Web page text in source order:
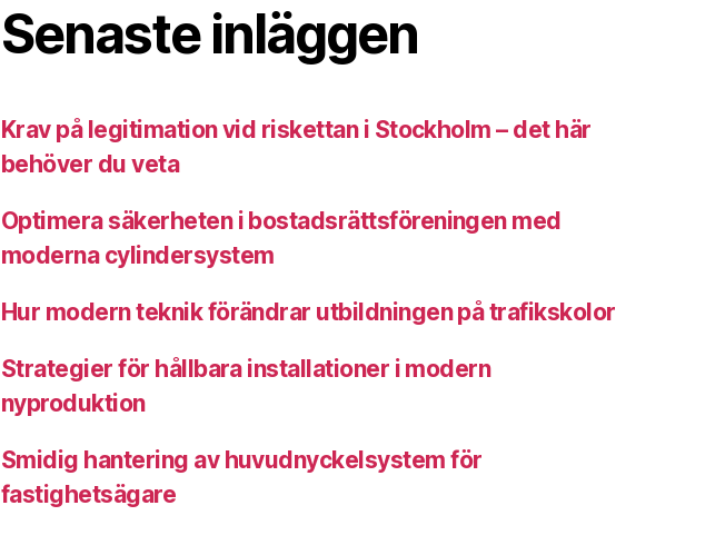
Senaste inläggen
Krav på legitimation vid riskettan i Stockholm – det här
behöver du veta
Optimera säkerheten i bostadsrättsföreningen med
moderna cylindersystem
Hur modern teknik förändrar utbildningen på trafikskolor
Strategier för hållbara installationer i modern
nyproduktion
Smidig hantering av huvudnyckelsystem för
fastighetsägare